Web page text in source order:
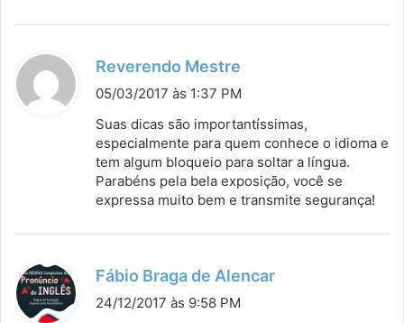
Reverendo Mestre
s
e
:
05/03/2017 às 1:37 PM
Suas dicas são importantíssimas,
especialmente para quem conhece o idioma e
tem algum bloqueio para soltar a língua.
Parabéns pela bela exposição, você se
expressa muito bem e transmite segurança!
Fábio Braga de Alencar
24/12/2017 às 9:58 PM